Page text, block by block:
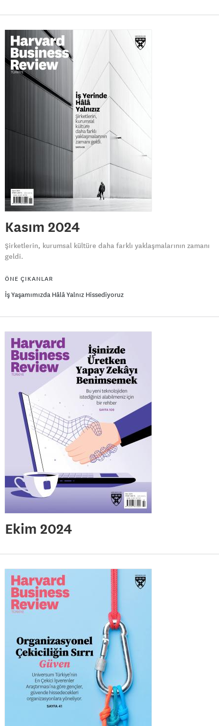
Kasım 2024
Şirketlerin, kurumsal kültüre daha farklı yaklaşmalarının zamanı
geldi.
ÖNE ÇIKANLAR
İş Yaşamımızda Hâlâ Yalnız Hissediyoruz
Ekim 2024